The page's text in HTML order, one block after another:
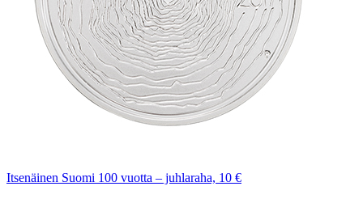
Itsenäinen Suomi 100 vuotta – juhlaraha, 10 €